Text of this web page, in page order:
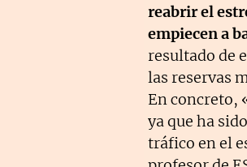
reabrir el
empiecen a
resultado de
las reservas
En concreto,
ya que ha
tráfico en el